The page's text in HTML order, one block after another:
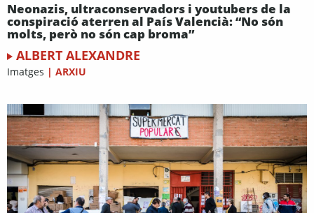
Neonazis, ultraconservadors i youtubers de la
conspiració aterren al País Valencià: “No són
molts, però no són cap broma”
ALBERT ALEXANDRE
Imatges | ARXIU